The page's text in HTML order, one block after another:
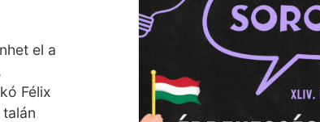
el a
Félix